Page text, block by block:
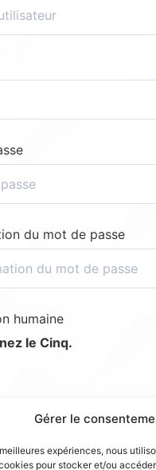
Gérer le
expériences, nous
pour stocker et/ou
du mot de passe
humaine
le Cinq.